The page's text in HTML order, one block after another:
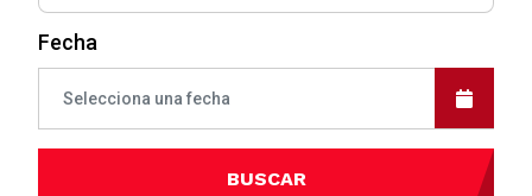
Fecha
BUSCAR